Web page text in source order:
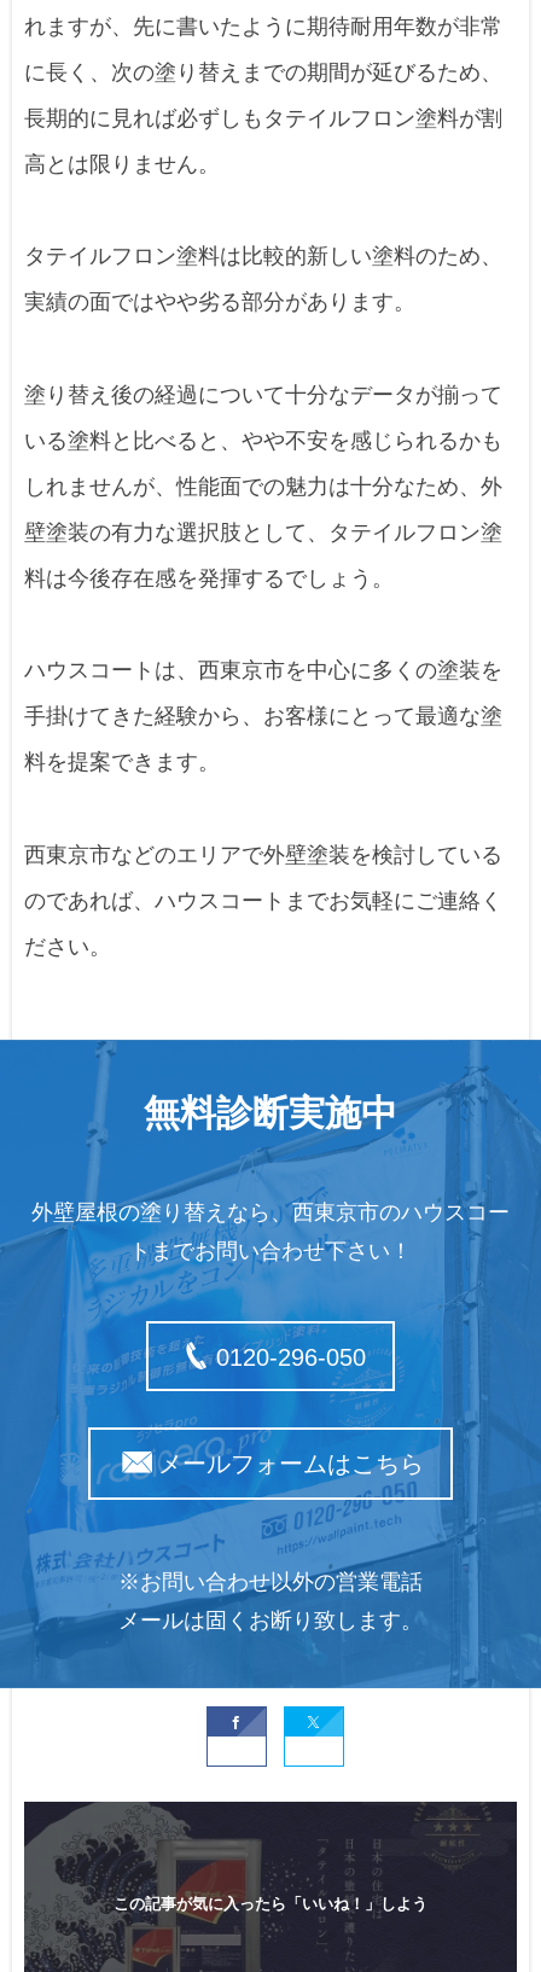
れますが、先に書いたように期待耐用年数が非常
に長く、次の塗り替えまでの期間が延びるため、
長期的に見れば必ずしもタテイルフロン塗料が割
高とは限りません。
タテイルフロン塗料は比較的新しい塗料のため、
実績の面ではやや劣る部分があります。
塗り替え後の経過について十分なデータが揃って
いる塗料と比べると、やや不安を感じられるかも
しれませんが、性能面での魅力は十分なため、外
壁塗装の有力な選択肢として、タテイルフロン塗
料は今後存在感を発揮するでしょう。
ハウスコートは、西東京市を中心に多くの塗装を
手掛けてきた経験から、お客様にとって最適な塗
料を提案できます。
西東京市などのエリアで外壁塗装を検討している
のであれば、ハウスコートまでお気軽にご連絡く
ださい。
無料診断実施中
外壁屋根の塗り替えなら、西東京市のハウスコー
トまでお問い合わせ下さい！
0120-296-050
メールフォームはこちら
※お問い合わせ以外の営業電話
メールは固くお断り致します。
この記事が気に入ったら「いいね！」しよう